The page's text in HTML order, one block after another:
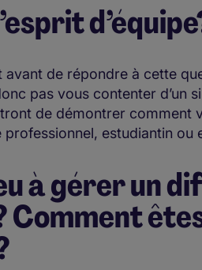
de répondre à cette
pas vous contenter d’un
de démontrer comment
professionnel, estudiantin ou
à gérer un